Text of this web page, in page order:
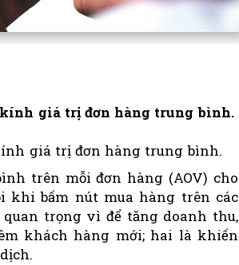
giá trị đơn hàng trung bình.
giá trị đơn hàng trung bình.
trên mỗi đơn hàng (AOV) cho
khi bấm nút mua hàng trên các
trọng vì để tăng doanh thu,
khách hàng mới; hai là khiến